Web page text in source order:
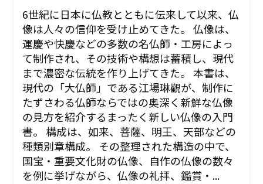
6世紀に日本に仏教とともに伝来して以来、仏
像は人々の信仰を受け止めてきた。 仏像は、
運慶や快慶などの多数の名仏師・工房によっ
て制作され、その技術や構想は蓄積し、現代
まで濃密な伝統を作り上げてきた。 本書は、
現代の「大仏師」である江場琳觀が、制作に
たずさわる仏師ならではの奥深く新鮮な仏像
の見方を紹介するまったく新しい仏像の入門
書。 構成は、如来、菩薩、明王、天部などの
種類別章構成。 その整理された構造の中で、
国宝・重要文化財の仏像、自作の仏像の数々
を例に挙げながら、仏像の礼拝、鑑賞・...